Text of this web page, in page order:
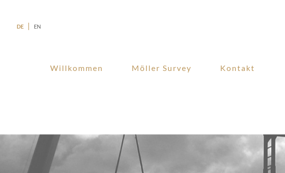
DE EN
überspringen
Willkommen Möller Survey Kontakt